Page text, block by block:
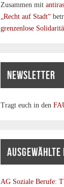
Zusammen mit
„Recht auf Stadt“
grenzenlose
NEWSLETTER
Tragt euch in den
AG Soziale Berufe: